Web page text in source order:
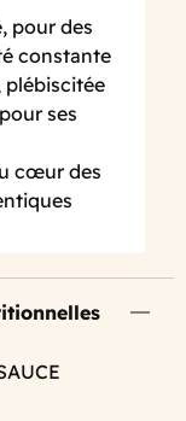
pour des
constante
plébiscitée
ses
cœur des